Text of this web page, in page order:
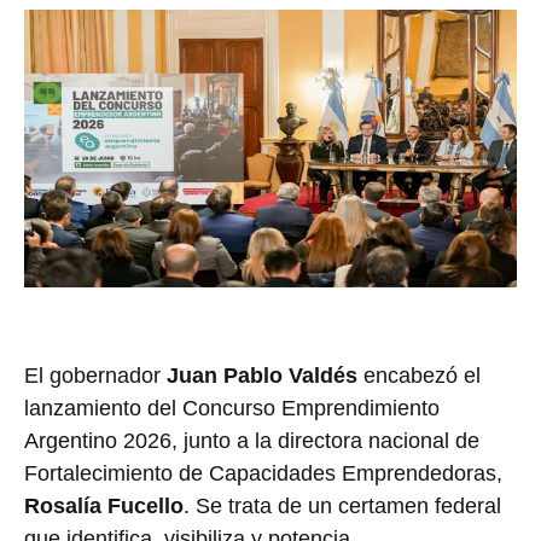
El gobernador Juan Pablo Valdés encabezó el
lanzamiento del Concurso Emprendimiento
Argentino 2026, junto a la directora nacional de
Fortalecimiento de Capacidades Emprendedoras,
Rosalía Fucello. Se trata de un certamen federal